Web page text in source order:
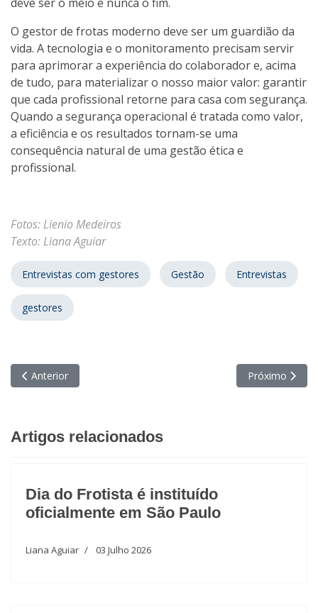
O gestor de frotas moderno deve ser um guardião da
vida. A tecnologia e o monitoramento precisam servir
para aprimorar a experiência do colaborador e, acima
de tudo, para materializar o nosso maior valor: garantir
que cada profissional retorne para casa com segurança.
Quando a segurança operacional é tratada como valor,
a eficiência e os resultados tornam-se uma
consequência natural de uma gestão ética e
profissional.
Fotos: Lienio Medeiros
Texto: Liana Aguiar
Entrevistas com gestores Gestão Entrevistas
gestores
Artigo anterior: “Temos um compromisso genuíno com a
Anterior Próximo
Próximo
Artigos relacionados
Dia do Frotista é instituído
oficialmente em São Paulo
Liana Aguiar 03 Julho 2026